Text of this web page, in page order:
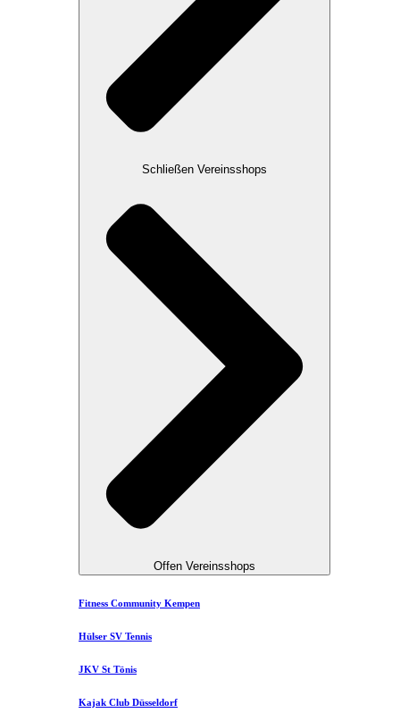
Schließen Vereinsshops
Offen Vereinsshops
Fitness Community Kempen
Hülser SV Tennis
JKV St Tönis
Kajak Club Düsseldorf